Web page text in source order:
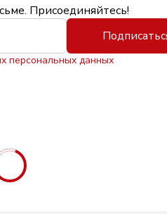
Присоединяйтесь!
персональных данных